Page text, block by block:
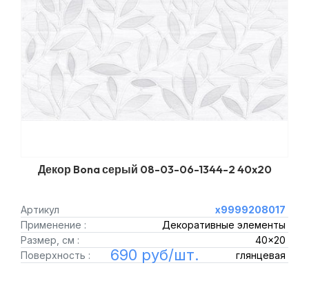
Декор Bona серый 08-03-06-1344-2 40x20
Артикул
х9999208017
Применение :
Декоративные элементы
Размер, см :
40x20
Поверхность :
глянцевая
690 руб/шт.